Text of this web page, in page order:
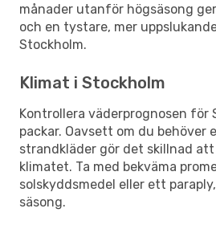
månader utanför högsäsong
och en tystare, mer
Stockholm.
Klimat i Stockholm
Kontrollera väderprognosen för
packar. Oavsett om du behöver
strandkläder gör det skillnad
klimatet. Ta med bekväma
solskyddsmedel eller ett
säsong.